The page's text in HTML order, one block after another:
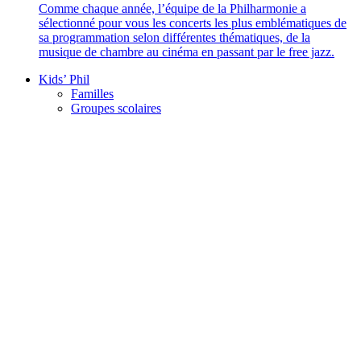
Comme chaque année, l’équipe de la Philharmonie a
sélectionné pour vous les concerts les plus emblématiques de
sa programmation selon différentes thématiques, de la
musique de chambre au cinéma en passant par le free jazz.
Kids’ Phil
Familles
Groupes scolaires